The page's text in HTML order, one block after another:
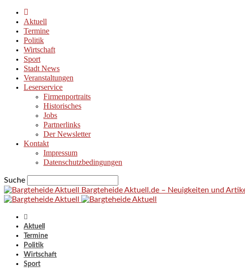
Aktuell
Termine
Politik
Wirtschaft
Sport
Stadt News
Veranstaltungen
Leserservice
Firmenportraits
Historisches
Jobs
Partnerlinks
Der Newsletter
Kontakt
Impressum
Datenschutzbedingungen
Suche
Bargteheide Aktuell.de – Neuigkeiten und
Aktuell
Termine
Politik
Wirtschaft
Sport